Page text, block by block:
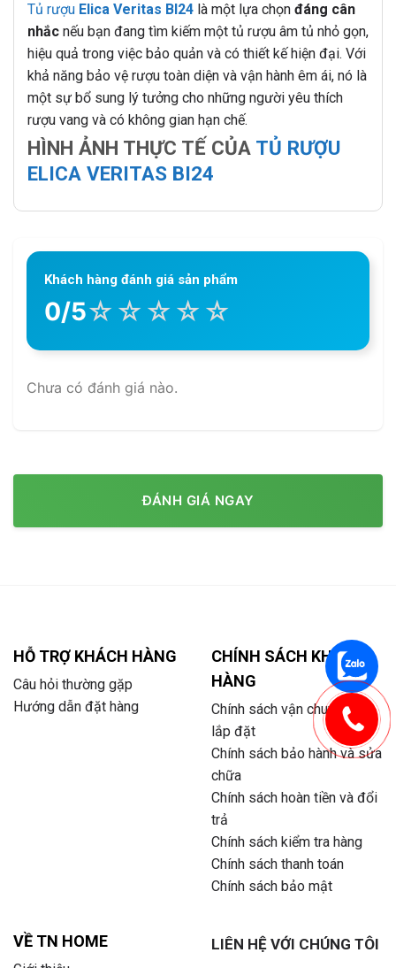
Tủ rượu Elica Veritas BI24 là một lựa chọn đáng cân
nhắc nếu bạn đang tìm kiếm một tủ rượu âm tủ nhỏ gọn,
hiệu quả trong việc bảo quản và có thiết kế hiện đại. Với
khả năng bảo vệ rượu toàn diện và vận hành êm ái, nó là
một sự bổ sung lý tưởng cho những người yêu thích
rượu vang và có không gian hạn chế.
HÌNH ẢNH THỰC TẾ CỦA TỦ RƯỢU
ELICA VERITAS BI24
Khách hàng đánh giá sản phẩm
0/5☆ ☆ ☆ ☆ ☆
Chưa có đánh giá nào.
ĐÁNH GIÁ NGAY
HỖ TRỢ KHÁCH HÀNG
Câu hỏi thường gặp
Hướng dẫn đặt hàng
CHÍNH SÁCH KHÁCH
HÀNG
Chính sách vận chuyển và
lắp đặt
Chính sách bảo hành và sửa
chữa
Chính sách hoàn tiền và đổi
trả
Chính sách kiểm tra hàng
Chính sách thanh toán
Chính sách bảo mật
VỀ TN HOME LIÊN HỆ VỚI CHÚNG TÔI